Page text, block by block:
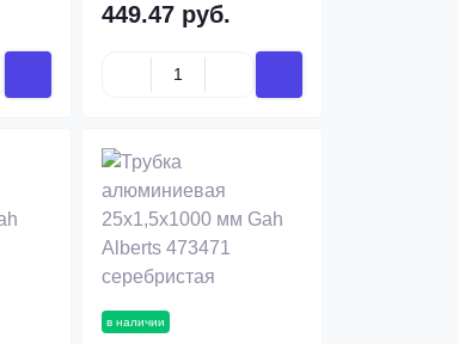
449.47 руб.
в наличии